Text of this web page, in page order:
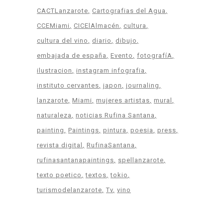
CACTLanzarote
Cartografias del Agua
CCEMiami
CICElAlmacén
cultura
cultura del vino
diario
dibujo
embajada de españa
Evento
fotografíA
ilustracion
instagram infografia
instituto cervantes japon
journaling
lanzarote Miami mujeres artistas mural
naturaleza
noticias Rufina Santana
painting
Paintings pintura poesia
press
revista digital
RufinaSantana
rufinasantanapaintings
spellanzarote
texto poetico
textos tokio
turismodelanzarote Tv vino